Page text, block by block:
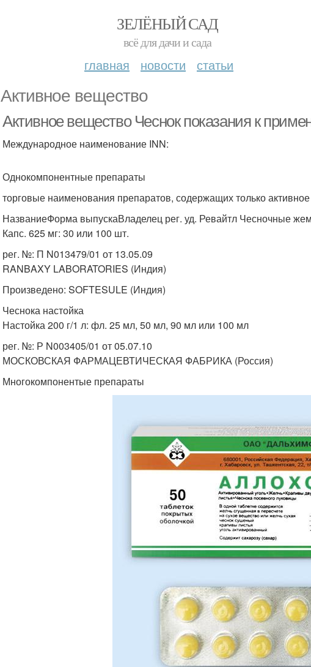
ЗЕЛЁНЫЙ САД
всё для дачи и сада
главная новости статьи
Активное вещество
Активное вещество Чеснок показания к
Международное наименование INN:
Однокомпонентные препараты
торговые наименования препаратов, содержащих только
НазваниеФорма выпускаВладелец рег. уд. Ревайтл Чесночные
Капс. 625 мг: 30 или 100 шт.
рег. №: П N013479/01 от 13.05.09
RANBAXY LABORATORIES (Индия)
Произведено: SOFTESULE (Индия)
Чеснока настойка
Настойка 200 г/1 л: фл. 25 мл, 50 мл, 90 мл или 100 мл
рег. №: Р N003405/01 от 05.07.10
МОСКОВСКАЯ ФАРМАЦЕВТИЧЕСКАЯ ФАБРИКА (Россия)
Многокомпонентые препараты